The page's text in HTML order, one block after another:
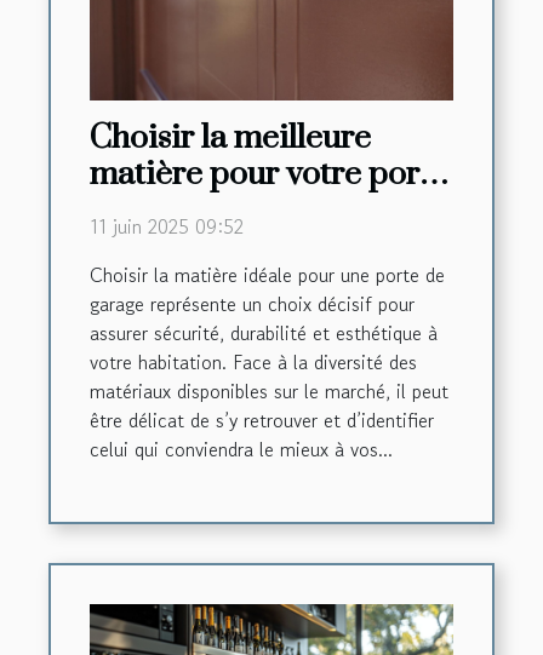
Choisir la meilleure
matière pour votre porte
de garage
11 juin 2025 09:52
Choisir la matière idéale pour une porte de
garage représente un choix décisif pour
assurer sécurité, durabilité et esthétique à
votre habitation. Face à la diversité des
matériaux disponibles sur le marché, il peut
être délicat de s’y retrouver et d’identifier
celui qui conviendra le mieux à vos...